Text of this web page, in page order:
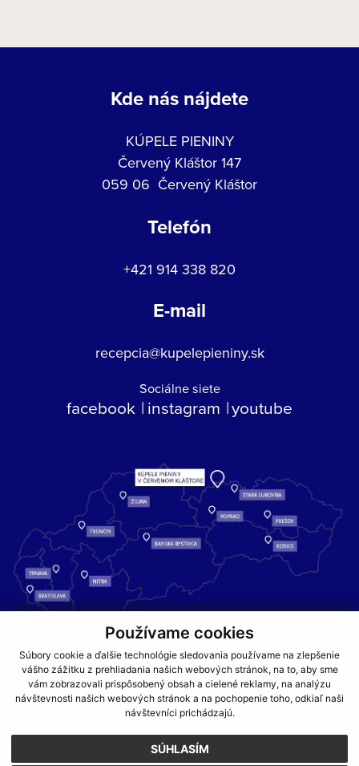
Používame cookies
Súbory cookie a ďalšie technológie sledovania používame na zlepšenie
vášho zážitku z prehliadania našich webových stránok, na to, aby sme
vám zobrazovali prispôsobený obsah a cielené reklamy, na analýzu
návštevnosti našich webových stránok a na pochopenie toho, odkiaľ naši
návštevníci prichádzajú.
SÚHLASÍM
Kde nás nájdete
KÚPELE PIENINY
Červený Kláštor 147
059 06 Červený Kláštor
Telefón
+421 914 338 820
E-mail
recepcia@kupelepieniny.sk
Sociálne siete
facebook instagram youtube
Kúpele Pieniny – miesto, kde sa príroda stretáva s liečivou silou
vody a oddychom pre telo aj dušu.
GDPR COOKIES PARTNERI
JEDÁLNY LÍSTOK
CENNÍKY
NA ZAČIATOK STRÁNKY